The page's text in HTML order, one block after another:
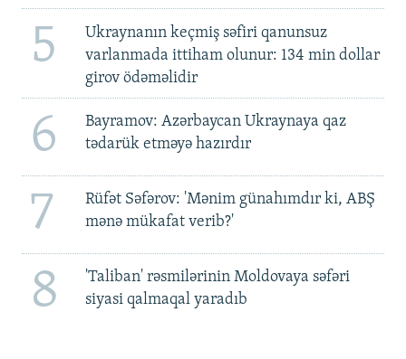
5
Ukraynanın keçmiş səfiri qanunsuz
varlanmada ittiham olunur: 134 min dollar
girov ödəməlidir
6
Bayramov: Azərbaycan Ukraynaya qaz
tədarük etməyə hazırdır
7
Rüfət Səfərov: 'Mənim günahımdır ki, ABŞ
mənə mükafat verib?'
8
'Taliban' rəsmilərinin Moldovaya səfəri
siyasi qalmaqal yaradıb